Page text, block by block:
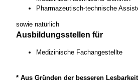
Pharmazeutisch-technische
sowie natürlich
Ausbildungsstellen für
Medizinische Fachangestellte
* Aus Gründen der besseren